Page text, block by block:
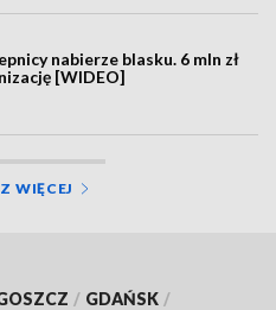
nabierze blasku. 6 mln zł
[WIDEO]
WIĘCEJ
/ GDAŃSK /